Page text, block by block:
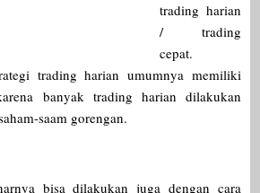
trading harian
/ trading
cepat.
trading harian umumnya memiliki
banyak trading harian dilakukan
saam gorengan.
bisa dilakukan juga dengan cara